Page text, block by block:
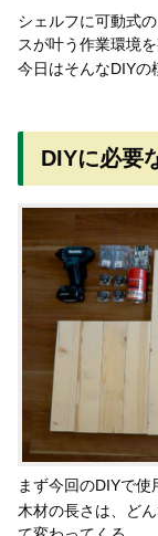
シェルフに可動式
スが叶う作業環境
今日はそんなDIYの
DIYに必要
まず今回のDIYで使
木材の長さは、ど